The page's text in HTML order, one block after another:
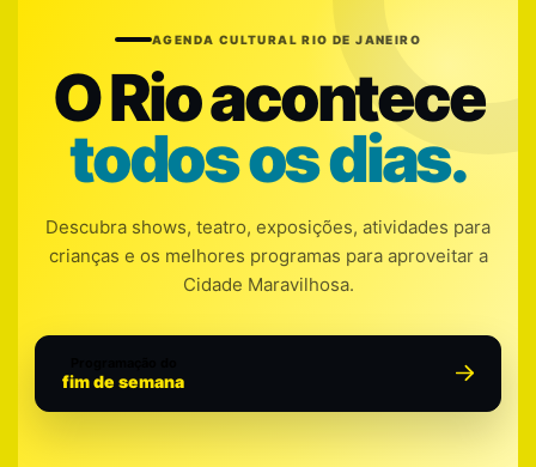
AGENDA CULTURAL RIO DE JANEIRO
O Rio acontece
todos os dias.
Descubra shows, teatro, exposições, atividades para
crianças e os melhores programas para aproveitar a
Cidade Maravilhosa.
fim de semana